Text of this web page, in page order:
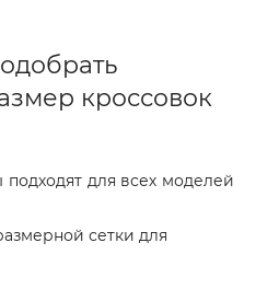
кроссовок
для всех моделей
сетки для